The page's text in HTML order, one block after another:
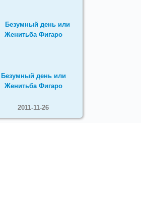
Безумный день или
Женитьба Фигаро
2011-11-26